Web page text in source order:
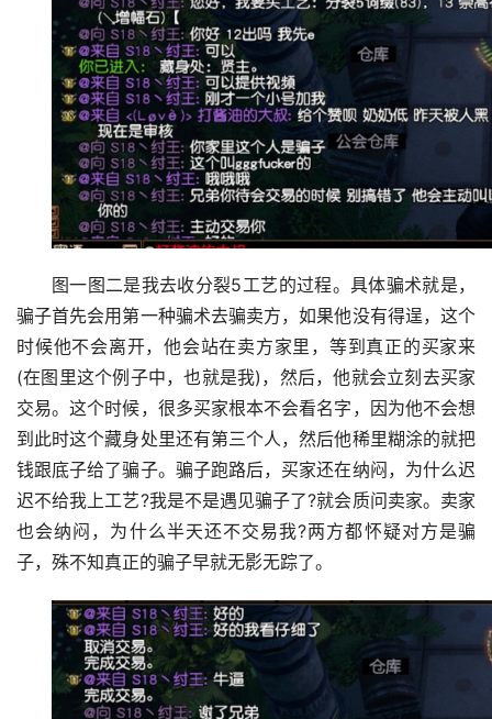
图一图二是我去收分裂5工艺的过程。具体骗术就是，
骗子首先会用第一种骗术去骗卖方，如果他没有得逞，这个
时候他不会离开，他会站在卖方家里，等到真正的买家来
(在图里这个例子中，也就是我)，然后，他就会立刻去买家
交易。这个时候，很多买家根本不会看名字，因为他不会想
到此时这个藏身处里还有第三个人，然后他稀里糊涂的就把
钱跟底子给了骗子。骗子跑路后，买家还在纳闷，为什么迟
迟不给我上工艺?我是不是遇见骗子了?就会质问卖家。卖家
也会纳闷，为什么半天还不交易我?两方都怀疑对方是骗
子，殊不知真正的骗子早就无影无踪了。